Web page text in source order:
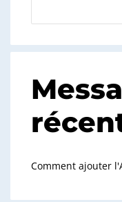
Comment ajouter